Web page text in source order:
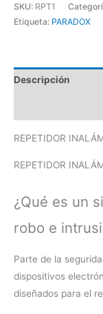
SKU: RPT1
Etiqueta: PARADOX
Descripción
REPETIDOR
REPETIDOR
¿Qué es un
robo e
Parte de la
dispositivos
diseñados para el